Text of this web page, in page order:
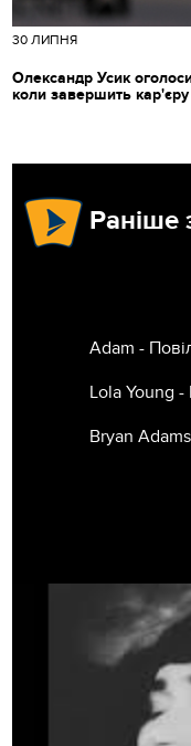
30 ЛИПНЯ
Олександр Усик
коли завершить кар'єру
Раніше
Adam -
Lola Young
Bryan